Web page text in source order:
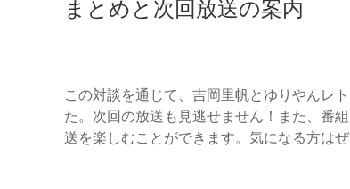
まとめと次回放送の案内
この対談を通じて、吉岡里帆とゆりやんレ
た。次回の放送も見逃せません！また、番
送を楽しむことができます。気になる方は